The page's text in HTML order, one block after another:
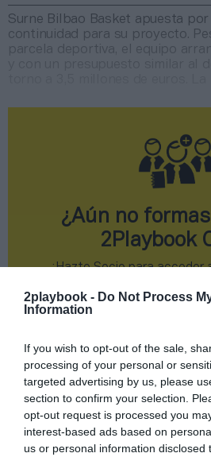
2playbook - Do Not Process
Information
If you wish to opt-out of the sale,
processing of your personal or
targeted advertising by us, please
section to confirm your selection.
opt-out request is processed you
interest-based ads based on
us or personal information disclosed
Surne Bilbao Basket apuesta
continuidad para su proyecto.
parcela deportiva, el equipo
¿Aún no
2Playbook
¡Hazte Socio para acceder
¡Suscríbete!
Compartir